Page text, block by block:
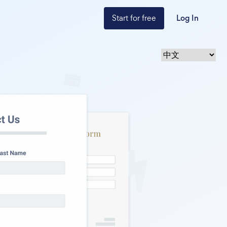
Start for free Log In